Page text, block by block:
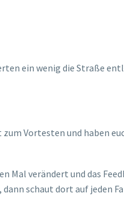
ein wenig die Straße
Vortesten und haben
Mal verändert und das
schaut dort auf jeden